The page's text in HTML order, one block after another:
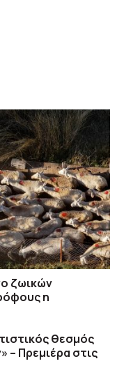
ζωικών
η
θεσμός
– Πρεμιέρα στις